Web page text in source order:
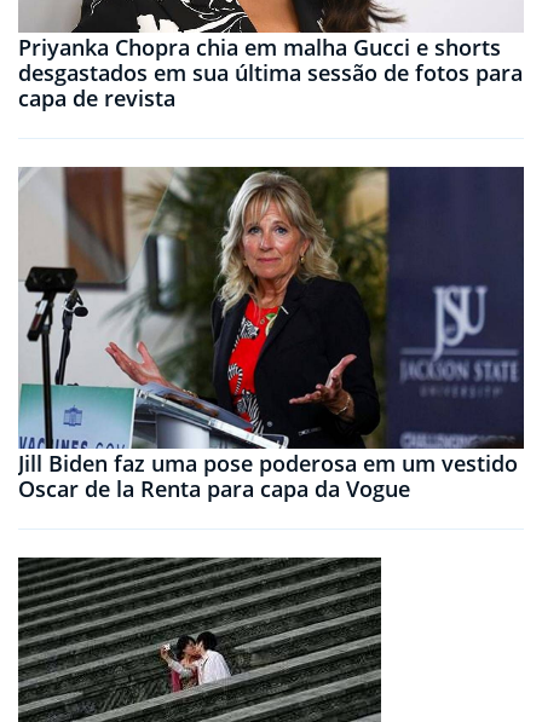
Priyanka Chopra chia em malha Gucci e shorts
desgastados em sua última sessão de fotos para
capa de revista
Jill Biden faz uma pose poderosa em um vestido
Oscar de la Renta para capa da Vogue